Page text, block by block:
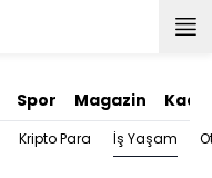
Spor Magazin
Kripto Para İş Yaşam